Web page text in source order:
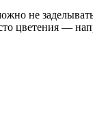
не
цветения —